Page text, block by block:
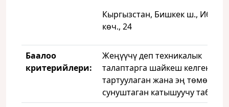
Кыргызстан, Бишкек ш.,
көч., 24
Баалоо
критерийлери:
Жеңүүчү деп техникалык
талаптарга шайкеш келген
тартуулаган жана эң төмөн
сунуштаган катышуучу